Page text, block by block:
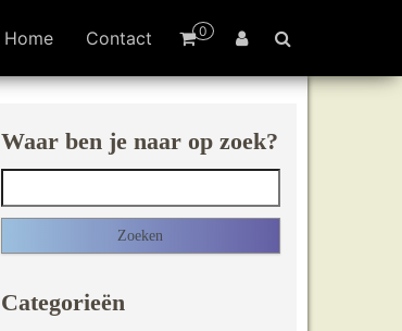
0
Home Contact
Waar ben je naar op zoek?
Categorieën